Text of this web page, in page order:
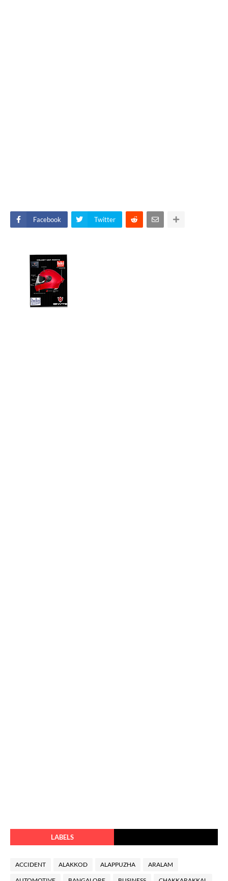
Facebook Twitter
LABELS
ACCIDENT ALAKKOD ALAPPUZHA ARALAM